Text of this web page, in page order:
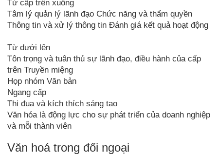
Từ cấp trên xuống
Tâm lý quản lý lãnh đạo Chức năng và thẩm quyền
Thông tin và xử lý thông tin Đánh giá kết quả hoạt động
Từ dưới lên
Tôn trọng và tuân thủ sự lãnh đạo, điều hành của cấp
trên Truyền miệng
Họp nhóm Văn bản
Ngang cấp
Thi đua và kích thích sáng tạo
Văn hóa là động lực cho sự phát triển của doanh nghiệp
và mỗi thành viên
Văn hoá trong đối ngoại